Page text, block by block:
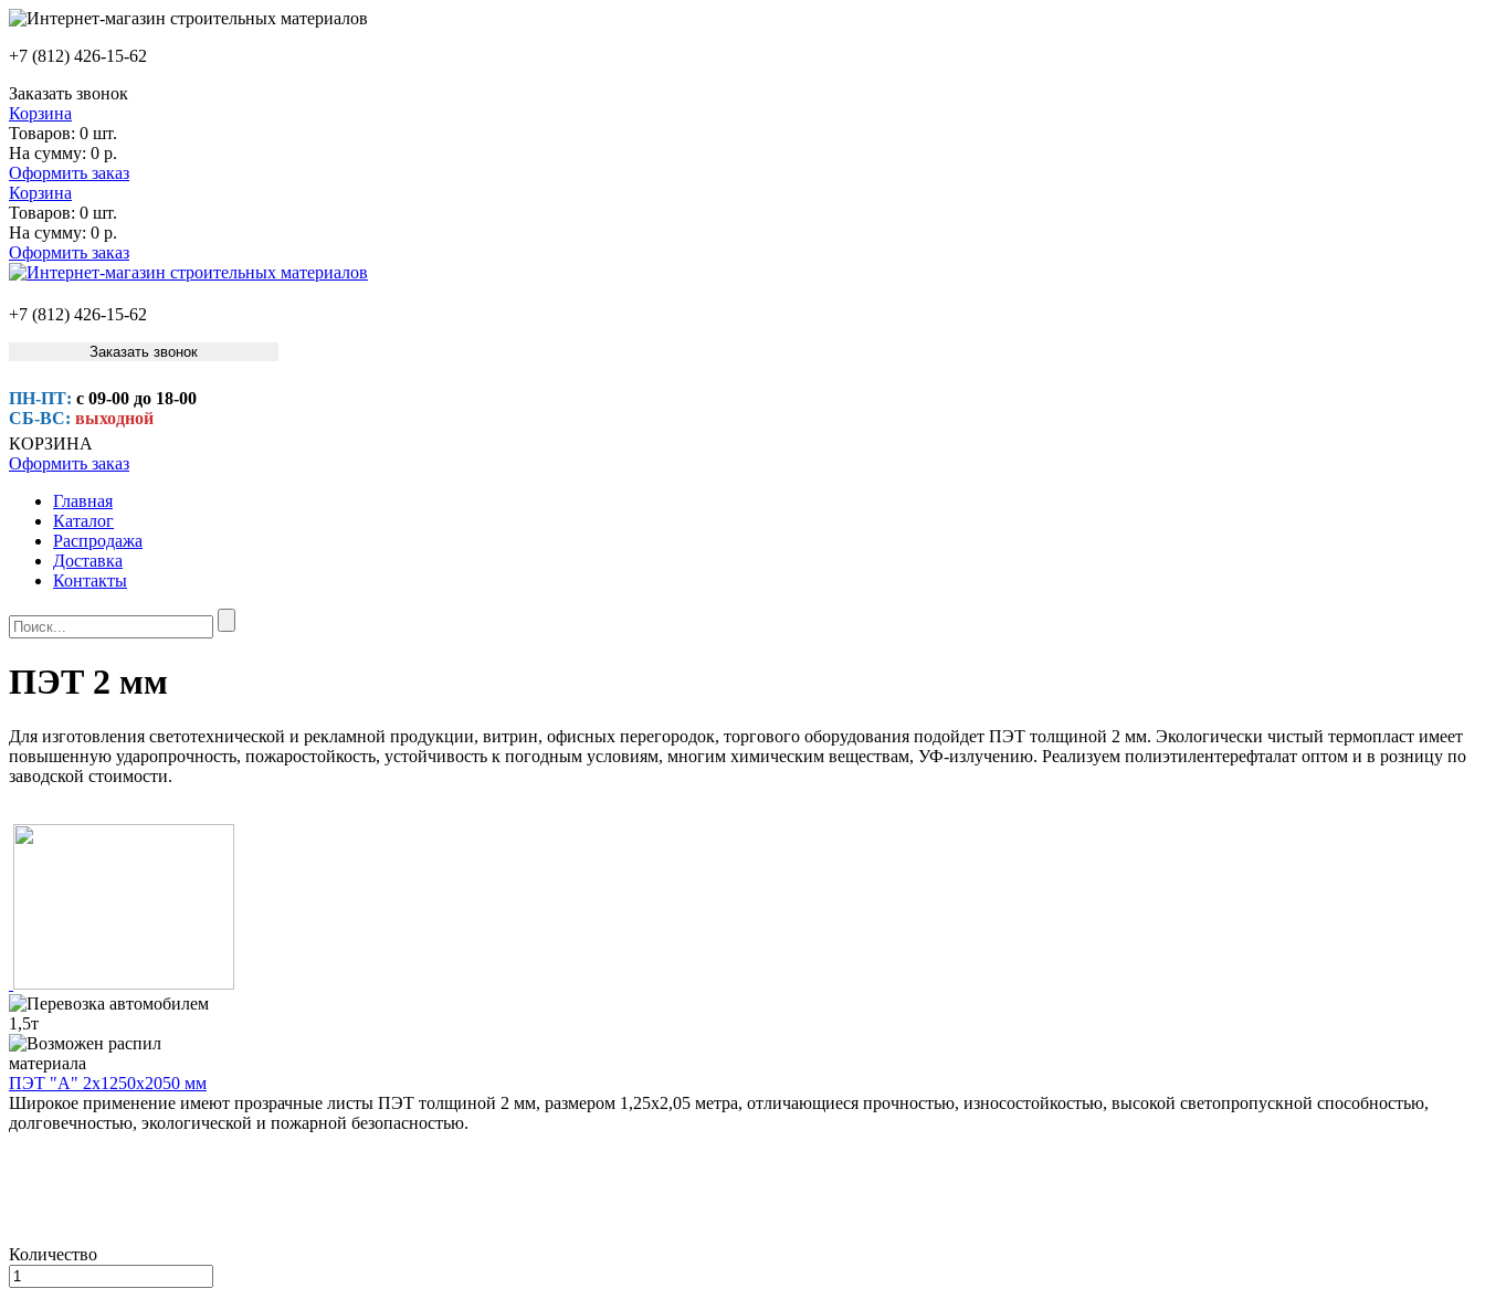
+7 (812) 426-15-62
Заказать звонок
Корзина
Товаров: 0 шт.
На сумму: 0 р.
Оформить заказ
Корзина
Товаров: 0 шт.
На сумму: 0 р.
Оформить заказ
+7 (812) 426-15-62
Заказать звонок
ПН-ПТ: с 09-00 до 18-00
СБ-ВС: выходной
КОРЗИНА
Оформить заказ
Главная
Каталог
Распродажа
Доставка
Контакты
ПЭТ 2 мм
Для изготовления светотехнической и рекламной продукции, витрин, офисных перегородок, торгового оборудования подойдет ПЭТ толщиной 2 мм. Экологически чистый термопласт имеет
повышенную ударопрочность, пожаростойкость, устойчивость к погодным условиям, многим химическим веществам, УФ-излучению. Реализуем полиэтилентерефталат оптом и в розницу по
заводской стоимости.
ПЭТ "А" 2х1250х2050 мм
Широкое применение имеют прозрачные листы ПЭТ толщиной 2 мм, размером 1,25х2,05 метра, отличающиеся прочностью, износостойкостью, высокой светопропускной способностью,
долговечностью, экологической и пожарной безопасностью.
Количество